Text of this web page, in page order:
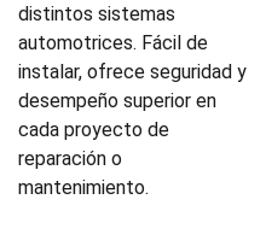
distintos sistemas
automotrices. Fácil de
instalar, ofrece seguridad y
desempeño superior en
cada proyecto de
reparación o
mantenimiento.